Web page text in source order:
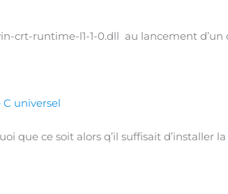
crt-runtime-l1-1-0.dll au lancement d’un
universel
que ce soit alors q’il suffisait d’installer